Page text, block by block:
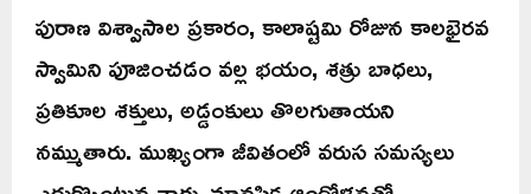
పురాణ విశ్వాసాల ప్రకారం, కాలాష్టమి రోజున కాలభైరవ
స్వామిని పూజించడం వల్ల భయం, శత్రు బాధలు,
ప్రతికూల శక్తులు, అడ్డంకులు తొలగుతాయని
నమ్ముతారు. ముఖ్యంగా జీవితంలో వరుస సమస్యలు